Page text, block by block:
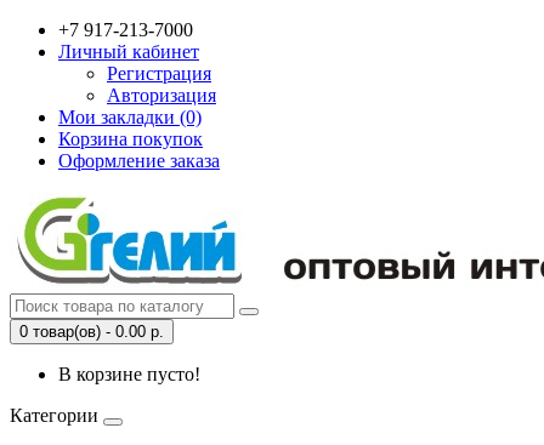
+7 917-213-7000
Личный кабинет
Регистрация
Авторизация
Мои закладки (0)
Корзина покупок
Оформление заказа
0 товар(ов) - 0.00 р.
В корзине пусто!
Категории